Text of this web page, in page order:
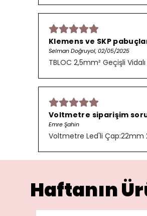
Klemens ve SKP
Selman Doğruyol, 02/05/2025
TBLOC 2,5mm² Geçişli
Voltmetre siparişim
Emre Şahin
Voltmetre Led'li Çap:22mm
Haftanın